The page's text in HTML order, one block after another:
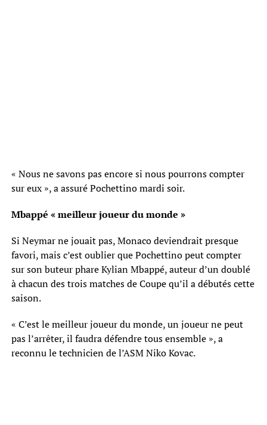
« Nous ne savons pas encore si nous pourrons compter
sur eux », a assuré Pochettino mardi soir.
Mbappé « meilleur joueur du monde »
Si Neymar ne jouait pas, Monaco deviendrait presque
favori, mais c’est oublier que Pochettino peut compter
sur son buteur phare Kylian Mbappé, auteur d’un doublé
à chacun des trois matches de Coupe qu’il a débutés cette
saison.
« C’est le meilleur joueur du monde, un joueur ne peut
pas l’arrêter, il faudra défendre tous ensemble », a
reconnu le technicien de l’ASM Niko Kovac.